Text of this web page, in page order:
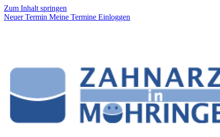
Zum Inhalt springen
Neuer Termin Meine Termine Einloggen